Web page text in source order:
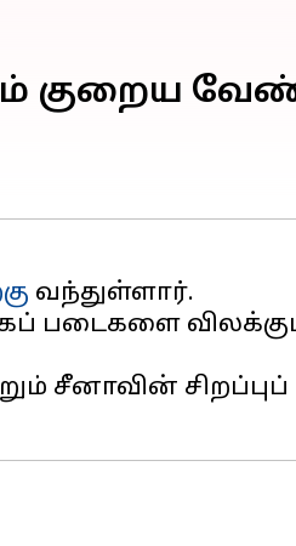
குறைய
வந்துள்ளார்.
படைகளை
சிறப்புப்